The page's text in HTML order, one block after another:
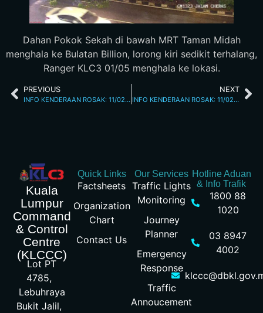
Dahan Pokok Sekah di bawah MRT Taman Midah
menghala ke Bulatan Billion, lorong kiri sedikit terhalang,
Ranger KLC3 01/05 menghala ke lokasi.
PREVIOUS
INFO KENDERAAN ROSAK: 11/02/2026 07.05PM JALAN KUCHING
NEXT
INFO KENDERAAN ROSAK: 11/02/2026 10.00PM L/RAYA KL SEREMBAN
Kuala
Lumpur
Command
& Control
Centre
(KLCCC)
Lot PT
4785,
Lebuhraya
Bukit Jalil,
Quick Links
Factsheets
Organization
Chart
Contact Us
Our Services
Traffic Lights
Monitoring
Journey
Planner
Emergency
Response
Traffic
Annoucement
Hotline Aduan
& Info Trafik
1800 88
1020
03 8947
4002